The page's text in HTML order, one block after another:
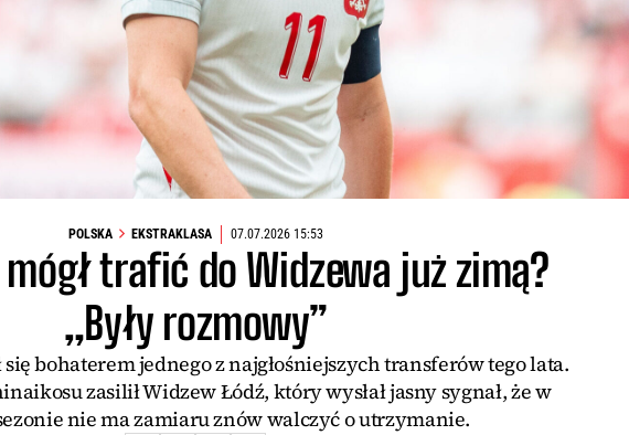
POLSKA EKSTRAKLASA 07.07.2026 15:53
trafić do Widzewa już zimą?
„Były rozmowy”
bohaterem jednego z najgłośniejszych transferów tego lata.
zasilił Widzew Łódź, który wysłał jasny sygnał, że w
nie ma zamiaru znów walczyć o utrzymanie.